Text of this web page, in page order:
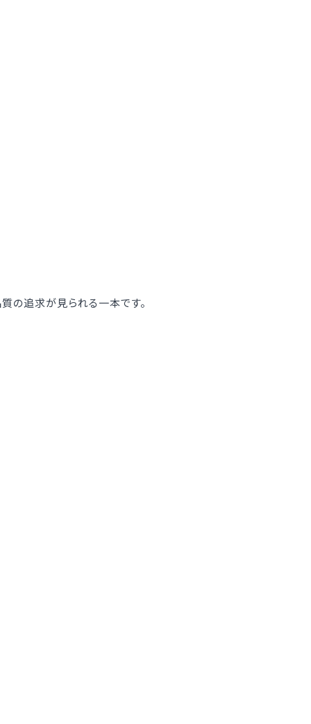
の追求が見られる一本です。